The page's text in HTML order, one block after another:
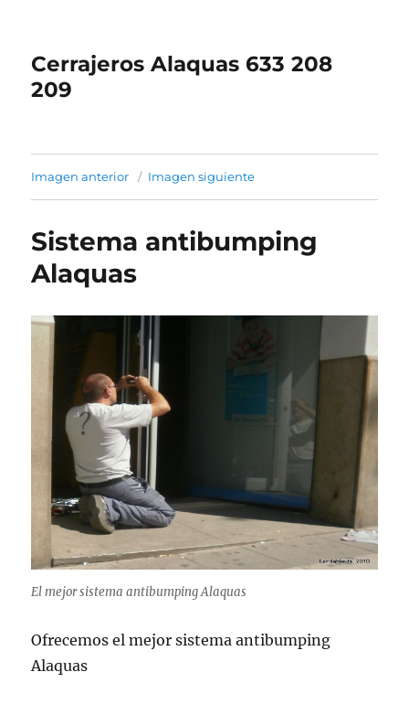
Cerrajeros Alaquas 633 208
209
Imagen anterior Imagen siguiente
Sistema antibumping
Alaquas
El mejor sistema antibumping Alaquas
Ofrecemos el mejor sistema antibumping
Alaquas